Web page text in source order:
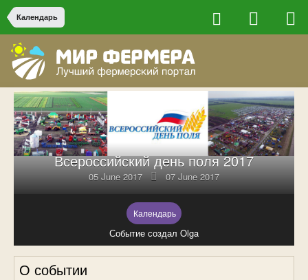
Календарь
Всероссийский день поля 2017
05 June 2017 07 June 2017
Календарь
Событие создал Olga
О событии